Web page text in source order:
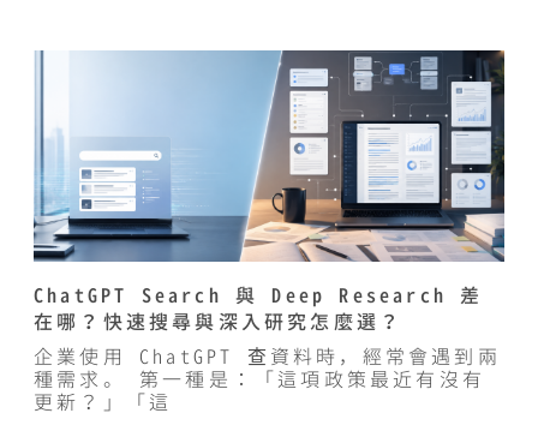
ChatGPT Search 與 Deep Research 差
在哪？快速搜尋與深入研究怎麼選？
企業使用 ChatGPT 查資料時，經常會遇到兩
種需求。 第一種是：「這項政策最近有沒有
更新？」「這